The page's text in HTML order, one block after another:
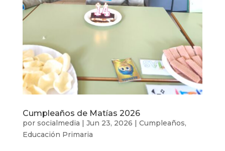
Cumpleaños de Matías 2026
por socialmedia | Jun 23, 2026 | Cumpleaños,
Educación Primaria